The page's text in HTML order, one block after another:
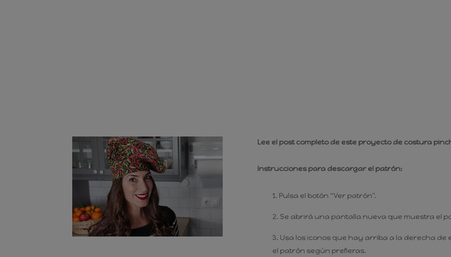
Lee el post completo de este proyecto de costura
Instrucciones para descargar el patrón:
Pulsa el botón “Ver patrón".
Se abrirá una pantalla nueva que muestra el
Usa los iconos que hay arriba a la derecha
el patrón según prefieras.